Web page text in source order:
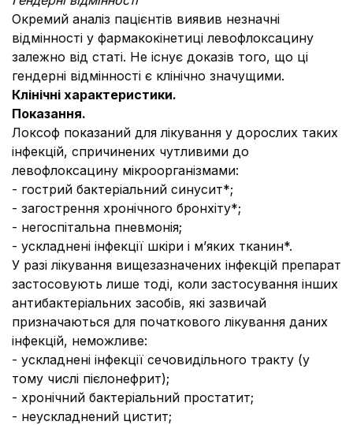
Окремий аналіз пацієнтів виявив незначні
відмінності у фармакокінетиці левофлоксацину
залежно від статі. Не існує доказів того, що ці
гендерні відмінності є клінічно значущими.
Клінічні характеристики.
Показання.
Локсоф показаний для лікування у дорослих таких
інфекцій, спричинених чутливими до
левофлоксацину мікроорганізмами:
- гострий бактеріальний синусит*;
- загострення хронічного бронхіту*;
- негоспітальна пневмонія;
- ускладнені інфекції шкіри і м’яких тканин*.
У разі лікування вищезазначених інфекцій препарат
застосовують лише тоді, коли застосування інших
антибактеріальних засобів, які зазвичай
призначаються для початкового лікування даних
інфекцій, неможливе:
- ускладнені інфекції сечовидільного тракту (у
тому числі пієлонефрит);
- хронічний бактеріальний простатит;
- неускладнений цистит;